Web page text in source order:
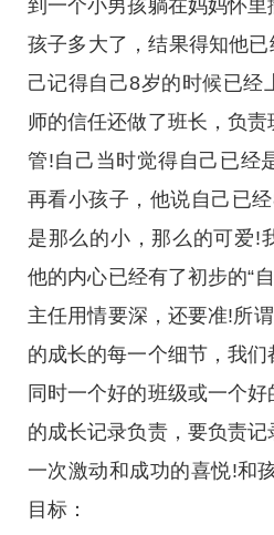
到一个小男孩躺在妈妈怀
孩子多大了，结果得知他
己记得自己8岁的时候已经
师的信任还做了班长，负
管!自己当时觉得自己已经
再看小孩子，他说自己已
是那么的小，那么的可爱!
他的内心已经有了初步的“
主任用情要深，还要准!所
的成长的每一个细节，我们
同时一个好的班级或一个
的成长记录负责，要负责
一次激动和成功的喜悦!和
目标：